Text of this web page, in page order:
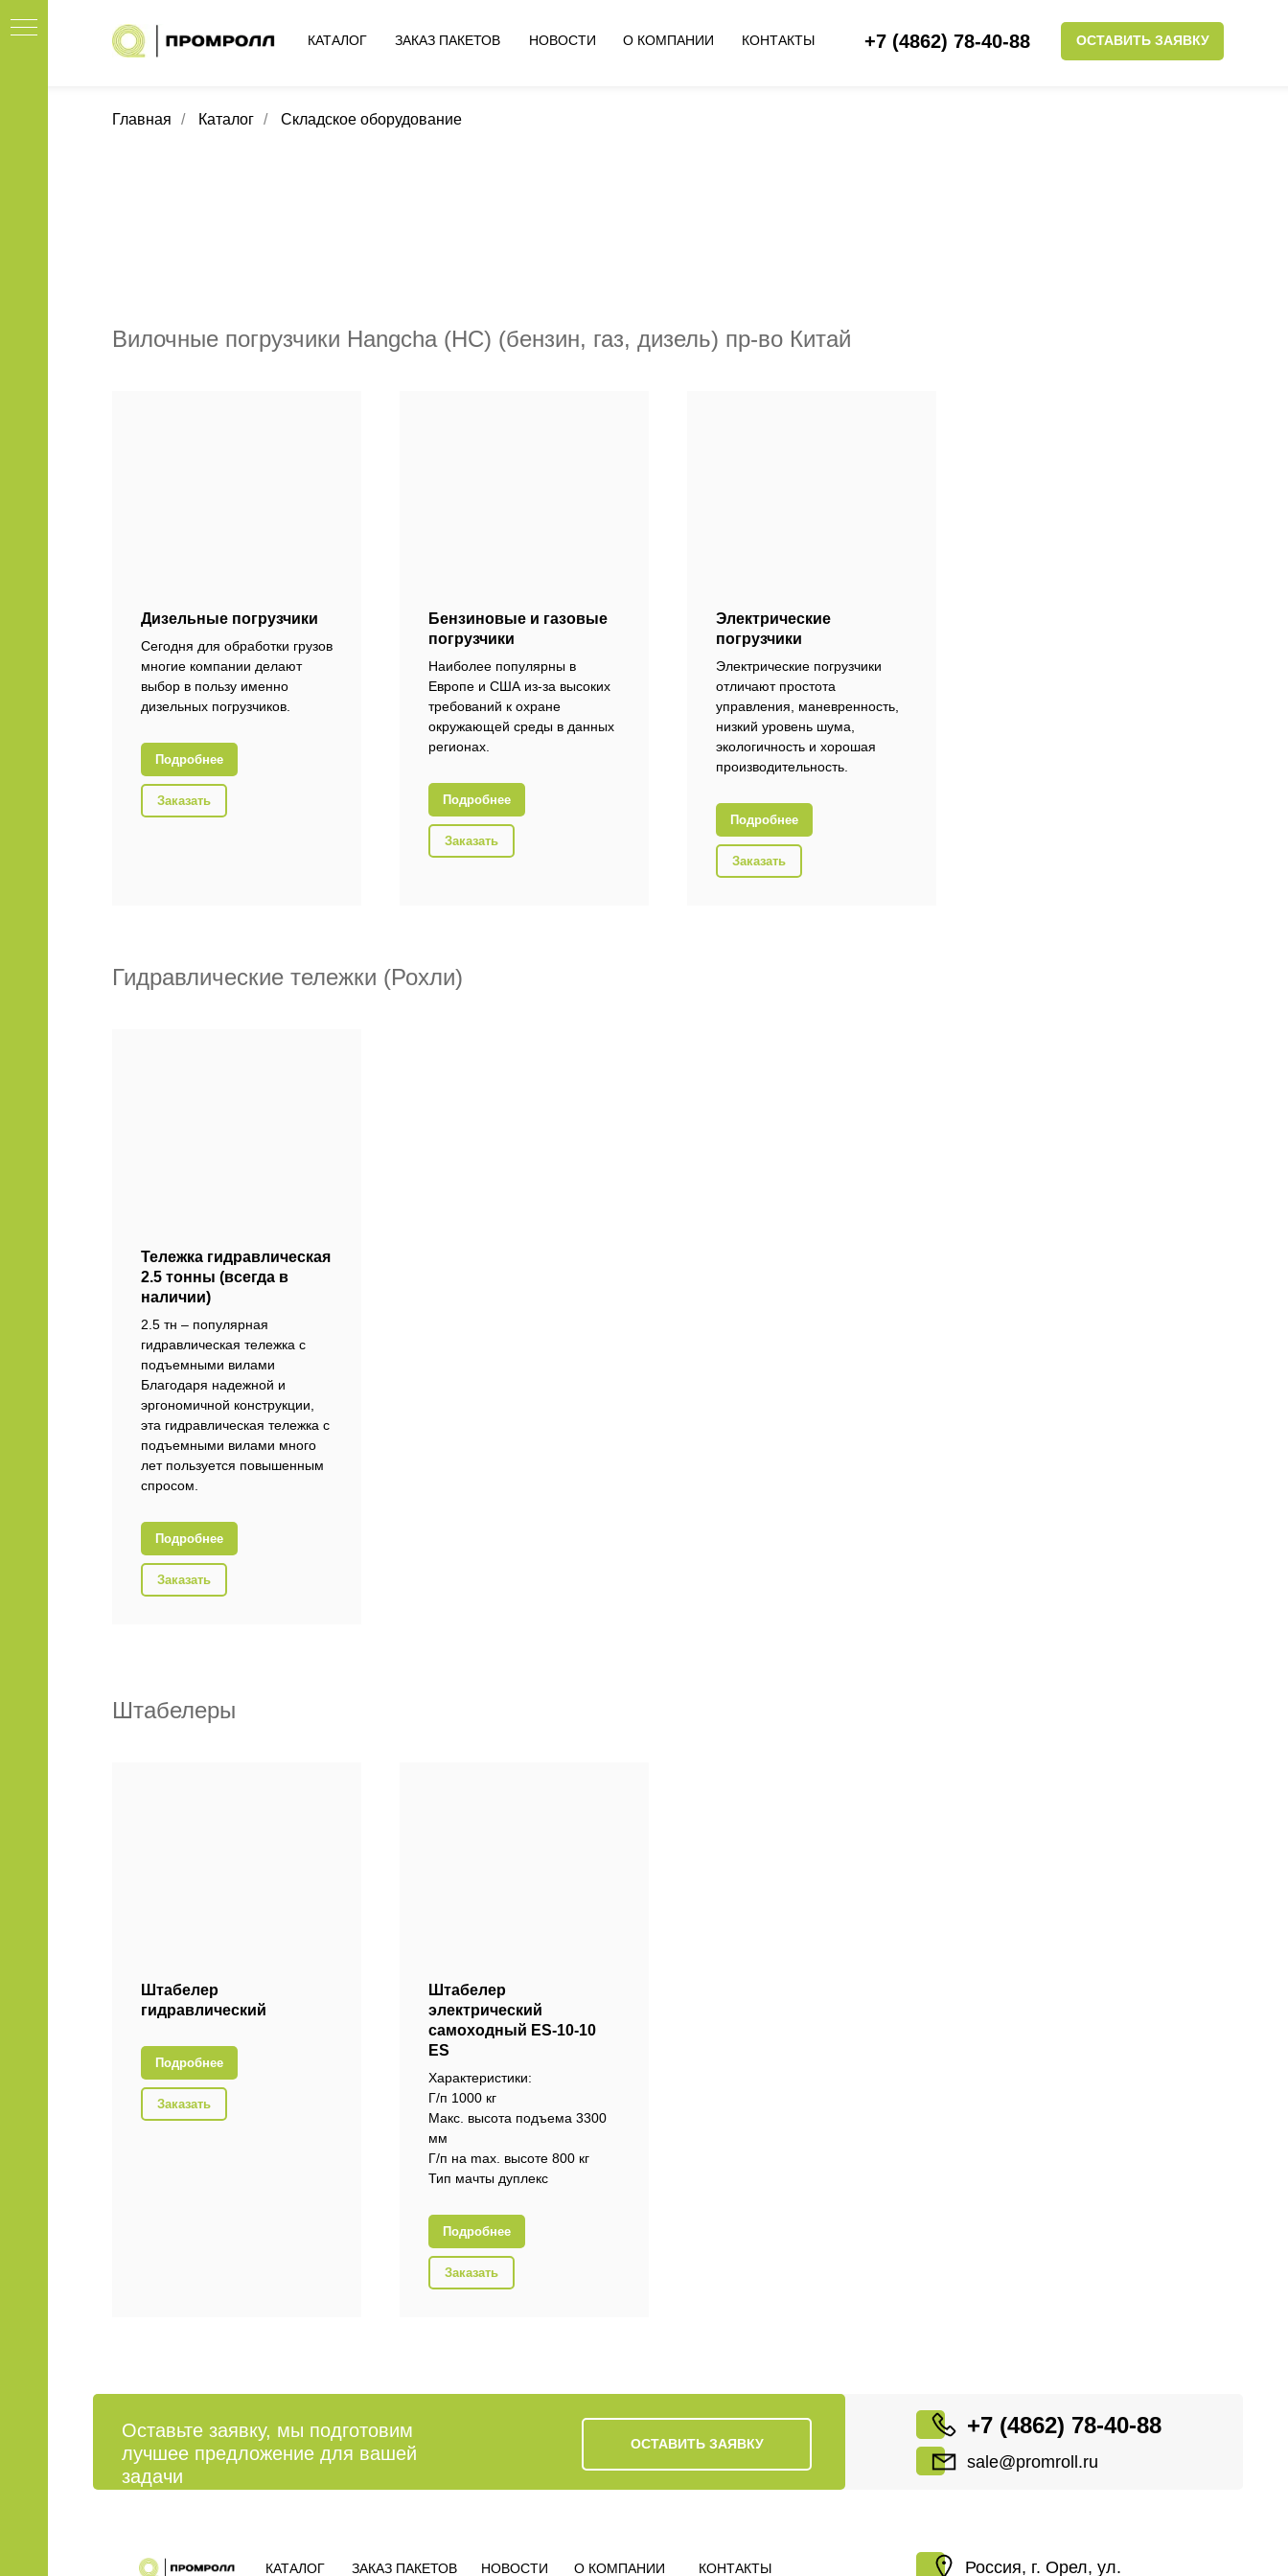
+7 (4862) 78-40-88 ОСТАВИТЬ ЗАЯВКУ
КАТАЛОГ ЗАКАЗ ПАКЕТОВ НОВОСТИ О КОМПАНИИ КОНТАКТЫ
Главная / Каталог / Складское оборудование
Вилочные погрузчики Hangcha (HC) (бензин, газ, дизель) пр-во Китай
Дизельные погрузчики
Сегодня для обработки грузов
многие компании делают
выбор в пользу именно
дизельных погрузчиков.
Подробнее
Заказать
Бензиновые и газовые
погрузчики
Наиболее популярны в
Европе и США из-за высоких
требований к охране
окружающей среды в данных
регионах.
Подробнее
Заказать
Электрические
погрузчики
Электрические погрузчики
отличают простота
управления, маневренность,
низкий уровень шума,
экологичность и хорошая
производительность.
Подробнее
Заказать
Гидравлические тележки (Рохли)
Тележка гидравлическая
2.5 тонны (всегда в
наличии)
2.5 тн – популярная
гидравлическая тележка с
подъемными вилами
Благодаря надежной и
эргономичной конструкции,
эта гидравлическая тележка с
подъемными вилами много
лет пользуется повышенным
спросом.
Подробнее
Заказать
Штабелеры
Штабелер
гидравлический
Подробнее
Заказать
Штабелер
электрический
самоходный ES-10-10
ES
Характеристики:
Г/п 1000 кг
Макс. высота подъема 3300
мм
Г/п на max. высоте 800 кг
Тип мачты дуплекс
Подробнее
Заказать
КАТАЛОГ НОВОСТИ О КОМПАНИИ КОНТАКТЫ
ОСТАВИТЬ ЗАЯВКУ
Оставьте заявку, мы подготовим
лучшее предложение для вашей
задачи
+7 (4862) 78-40-88
Россия, г. Орел, ул.
sale@promroll.ru
ЗАКАЗ ПАКЕТОВ